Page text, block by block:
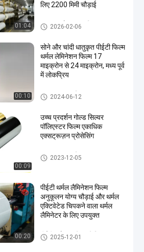
01:04
लिए 2200 मिमी चौड़ाई
BOPP थर्मल फाड़ना फिल्म
2026-02-06
00:10
सोने और चांदी धातुकृत पीईटी फिल्म
थर्मल लेमिनेशन फिल्म 17
माइक्रोन से 24 माइक्रोन, मध्य पूर्व
में लोकप्रिय
धातुयुक्त पालतू फिल्म
2024-06-12
00:09
उच्च प्रदर्शन गोल्ड सिल्वर
पॉलिएस्टर फिल्म एकाधिक
एक्सट्रूज़न प्रोसेसिंग
धातुयुक्त पालतू फिल्म
2023-12-05
00:20
पीईटी थर्मल लैमिनेशन फिल्म
अनुकूलन योग्य चौड़ाई और थर्मल
एक्टिवेटेड चिपकने वाला थर्मल
लैमिनेटर के लिए उपयुक्त
पीईटी थर्मल टुकड़े टुकड़े फिल्म
2025-12-01